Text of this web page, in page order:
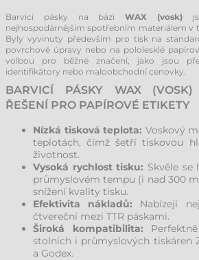
Barvicí pásky na bázi WAX (vosk)
nejhospodárnějším spotřebním materiálem v
Byly vyvinuty především pro tisk na
povrchové úpravy nebo na pololesklé
volbou pro běžné značení, jako jsou
identifikátory nebo maloobchodní cenovky.
BARVICÍ PÁSKY WAX (VOSK)
ŘEŠENÍ PRO PAPÍROVÉ ETIKETY
Nízká tisková teplota: Voskový
teplotách, čímž šetří tiskovou
životnost.
Vysoká rychlost tisku: Skvěle
průmyslovém tempu (i nad 300
snížení kvality tisku.
Efektivita nákladů: Nabízejí
čtvereční mezi TTR páskami.
Široká kompatibilita:
stolních i průmyslových tiskáren
a Godex.